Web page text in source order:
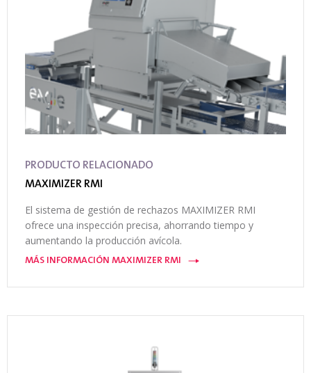
PRODUCTO RELACIONADO
MAXIMIZER RMI
El sistema de gestión de rechazos MAXIMIZER RMI
ofrece una inspección precisa, ahorrando tiempo y
aumentando la producción avícola.
MÁS INFORMACIÓN MAXIMIZER RMI